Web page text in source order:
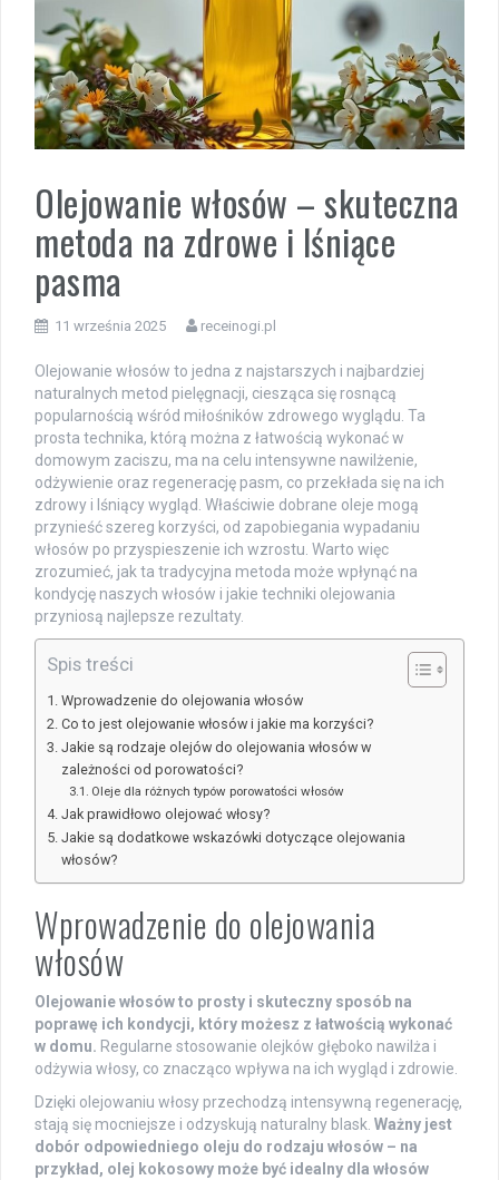
Olejowanie włosów – skuteczna
metoda na zdrowe i lśniące
pasma
11 września 2025 receinogi.pl
Olejowanie włosów to jedna z najstarszych i najbardziej
naturalnych metod pielęgnacji, ciesząca się rosnącą
popularnością wśród miłośników zdrowego wyglądu. Ta
prosta technika, którą można z łatwością wykonać w
domowym zaciszu, ma na celu intensywne nawilżenie,
odżywienie oraz regenerację pasm, co przekłada się na ich
zdrowy i lśniący wygląd. Właściwie dobrane oleje mogą
przynieść szereg korzyści, od zapobiegania wypadaniu
włosów po przyspieszenie ich wzrostu. Warto więc
zrozumieć, jak ta tradycyjna metoda może wpłynąć na
kondycję naszych włosów i jakie techniki olejowania
przyniosą najlepsze rezultaty.
Spis treści
Wprowadzenie do olejowania włosów
Co to jest olejowanie włosów i jakie ma korzyści?
Jakie są rodzaje olejów do olejowania włosów w
zależności od porowatości?
Oleje dla różnych typów porowatości włosów
Jak prawidłowo olejować włosy?
Jakie są dodatkowe wskazówki dotyczące olejowania
włosów?
Wprowadzenie do olejowania
włosów
Olejowanie włosów to prosty i skuteczny sposób na
poprawę ich kondycji, który możesz z łatwością wykonać
w domu. Regularne stosowanie olejków głęboko nawilża i
odżywia włosy, co znacząco wpływa na ich wygląd i zdrowie.
Dzięki olejowaniu włosy przechodzą intensywną regenerację,
stają się mocniejsze i odzyskują naturalny blask. Ważny jest
dobór odpowiedniego oleju do rodzaju włosów – na
przykład, olej kokosowy może być idealny dla włosów